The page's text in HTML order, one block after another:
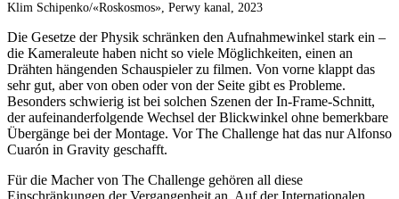
Klim Schipenko/«Roskosmos», Perwy kanal, 2023
Die Gesetze der Physik schränken den Aufnahmewinkel stark ein –
die Kameraleute haben nicht so viele Möglichkeiten, einen an
Drähten hängenden Schauspieler zu filmen. Von vorne klappt das
sehr gut, aber von oben oder von der Seite gibt es Probleme.
Besonders schwierig ist bei solchen Szenen der In-Frame-Schnitt,
der aufeinanderfolgende Wechsel der Blickwinkel ohne bemerkbare
Übergänge bei der Montage. Vor The Challenge hat das nur Alfonso
Cuarón in Gravity geschafft.
Für die Macher von The Challenge gehören all diese
Einschränkungen der Vergangenheit an. Auf der Internationalen